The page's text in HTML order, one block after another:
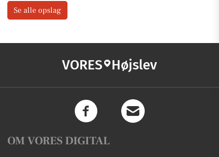
Se alle opslag
VORES Højslev
OM VORES DIGITAL